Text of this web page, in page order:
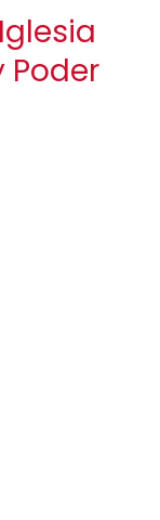
Poder